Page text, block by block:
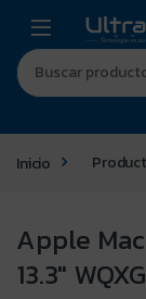
Inicio
Apple
13.3″